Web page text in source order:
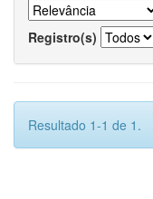
Registro(s)
Resultado 1-1 de 1.